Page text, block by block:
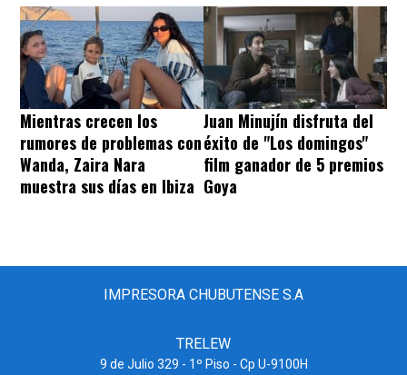
Mientras crecen los
rumores de problemas con
Wanda, Zaira Nara
muestra sus días en Ibiza
Juan Minujín disfruta del
éxito de "Los domingos"
film ganador de 5 premios
Goya
IMPRESORA CHUBUTENSE S.A
TRELEW
9 de Julio 329 - 1º Piso - Cp U-9100H